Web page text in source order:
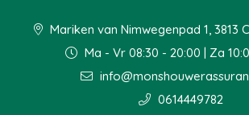
Mariken van Nimwegenpad 1, 3813
Ma - Vr 08:30 - 20:00 | Za
0614449782